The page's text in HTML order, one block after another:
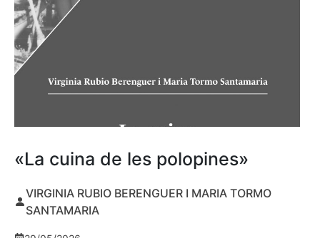
«La cuina de les polopines»
VIRGINIA RUBIO BERENGUER I MARIA TORMO
SANTAMARIA